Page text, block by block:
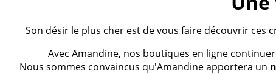
Son désir le plus cher est de vous faire découvrir
Avec Amandine, nos boutiques en ligne
Nous sommes convaincus qu'Amandine apportera un